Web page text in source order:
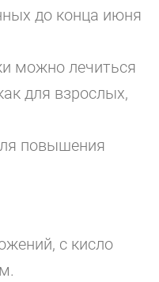
до конца июня
можно лечиться
для взрослых,
повышения
с кисло